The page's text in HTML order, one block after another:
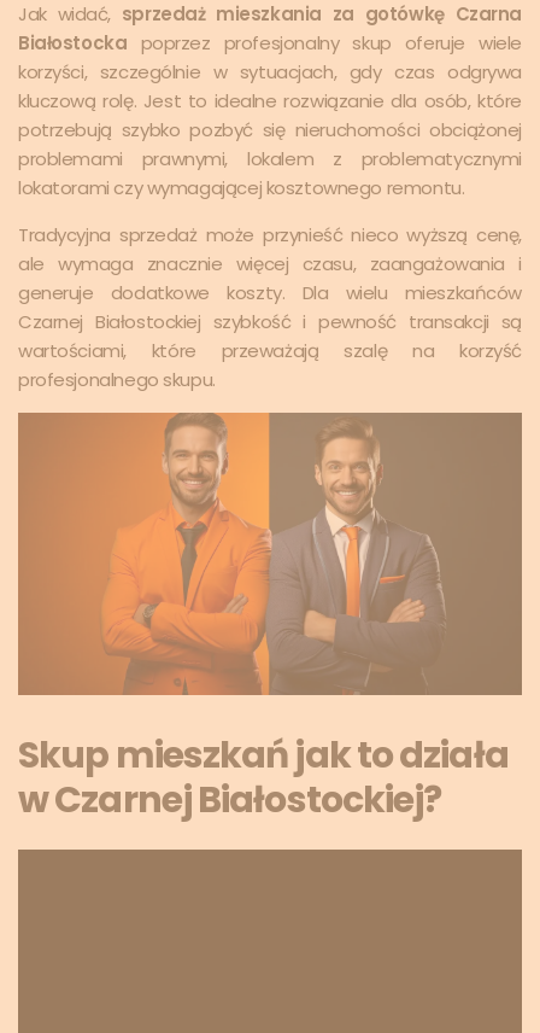
Jak widać, sprzedaż mieszkania za gotówkę Czarna
Białostocka poprzez profesjonalny skup oferuje wiele
korzyści, szczególnie w sytuacjach, gdy czas odgrywa
kluczową rolę. Jest to idealne rozwiązanie dla osób, które
potrzebują szybko pozbyć się nieruchomości obciążonej
problemami prawnymi, lokalem z problematycznymi
lokatorami czy wymagającej kosztownego remontu.
Tradycyjna sprzedaż może przynieść nieco wyższą cenę,
ale wymaga znacznie więcej czasu, zaangażowania i
generuje dodatkowe koszty. Dla wielu mieszkańców
Czarnej Białostockiej szybkość i pewność transakcji są
wartościami, które przeważają szalę na korzyść
profesjonalnego skupu.
Skup mieszkań jak to działa
w Czarnej Białostockiej?